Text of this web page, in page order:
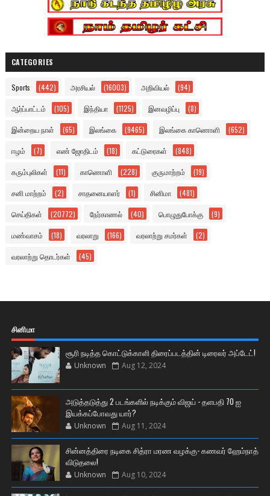
CATEGORIES
Sports (442) அரசியல் (16003) அறிவியல் (94)
ஆர்ப்பாட்டம் (105) இந்தியா (1125) இனவழிப்பு (8)
இன்றைய நாள் (65) இலங்கை (9465) இலங்கை காணொளி (652)
ஈழம் (7) எண் ஜோதிடம் (18) கட்டுரைகள் (848)
கரும்புலிகள் (11) காணொளி (228) குருமாற்றம் (19)
சனி மாற்றம் (2) சாதனையாளர் (1) சினிமா (481)
செய்திகள் (20772) நேர்காணல் (40) பொழுதுபோக்கு (9)
மண்வாசம் (18) வரலாறு (166) வரலாற்று சமர்கள் (2)
வரலாற்று தொடர்கள் (45)
சினிமா
சூரி நடித்த கொட்டுக்காளி திரைப்படத்தின் டிரைலர் அப்டேட்!
Unknown Aug 12, 2024
அடுத்தடுத்து 2 படங்களில் நடிக்கும் விஜய் - தளபதி 70 ஐ
இயக்கப்போவது யார்?
Unknown Aug 11, 2024
சின்னத்திரை நடிகை சித்ரா மரண வழக்கு- கணவர் ஹேம்நாத்
விடுதலை!
Unknown Aug 10, 2024